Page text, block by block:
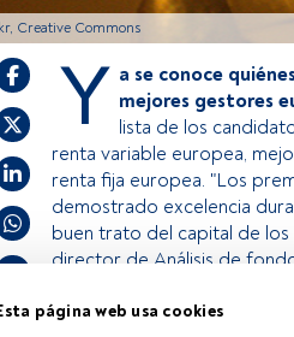
página web usa cookies
Creative Commons
Y a se conoce
mejores gestores
lista de los
renta variable europea,
renta fija europea. "Los
demostrado excelencia
buen trato del capital de los
director de Análisis de